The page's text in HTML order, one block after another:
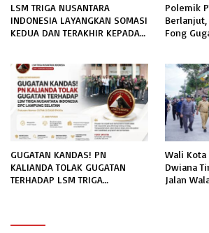
LSM TRIGA NUSANTARA
INDONESIA LAYANGKAN SOMASI
KEDUA DAN TERAKHIR KEPADA
INFORMASI PUBLIK
Polemik
Fong
GUGATAN KANDAS! PN
KALIANDA TOLAK GUGATAN
TERHADAP LSM TRIGA
Wali Kota
Dwiana
Jalan